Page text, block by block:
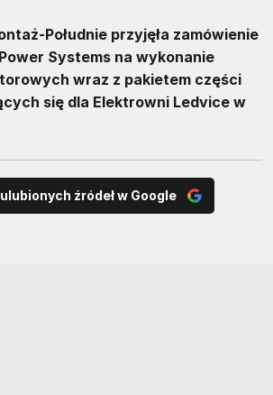
Południe przyjęła zamówienie
Systems na wykonanie
wraz z pakietem części
się dla Elektrowni Ledvice w
źródeł w Google